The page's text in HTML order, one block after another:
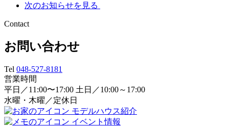
次のお知らせを見る
Contact
お問い合わせ
Tel 048-527-8181
営業時間
平日／11:00〜17:00 土日／10:00～17:00
水曜・木曜／定休日
モデルハウス紹介
イベント情報